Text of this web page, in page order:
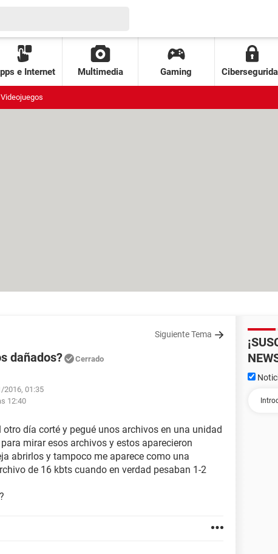
e Internet Multimedia Gaming
Videojuegos
Siguiente Tema
dañados? Cerrado
2016, 01:35
12:40
día corté y pegué unos archivos en una unidad
mirar esos archivos y estos aparecieron
abrirlos y tampoco me aparece como una
de 16 kbts cuando en verdad pesaban 1-2